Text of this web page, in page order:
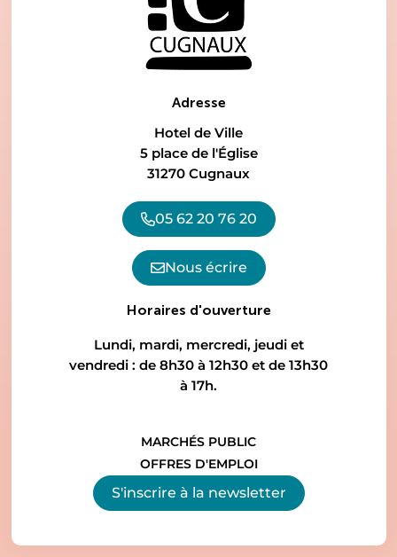
Adresse
Hotel de Ville
5 place de l'Église
31270 Cugnaux
05 62 20 76 20
Nous écrire
Horaires d'ouverture
Lundi, mardi, mercredi, jeudi et
vendredi : de 8h30 à 12h30 et de 13h30
à 17h.
MARCHÉS PUBLIC
OFFRES D'EMPLOI
S'inscrire à la newsletter